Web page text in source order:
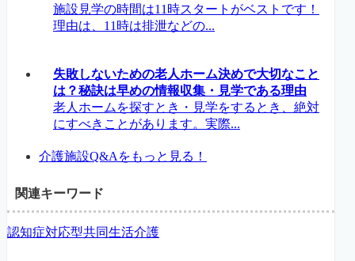
施設見学の時間は11時スタートがベストです！
理由は、11時は排泄などの...
失敗しないための老人ホーム決めで大切なこと
は？秘訣は早めの情報収集・見学である理由
老人ホームを探すとき・見学をするとき、絶対
にすべきことがあります。実際...
介護施設Q&Aをもっと見る！
関連キーワード
認知症対応型共同生活介護